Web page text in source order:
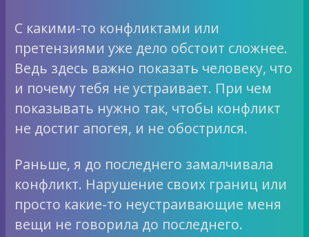
С какими-то конфликтами или
претензиями уже дело обстоит сложнее.
Ведь здесь важно показать человеку, что
и почему тебя не устраивает. При чем
показывать нужно так, чтобы конфликт
не достиг апогея, и не обострился.
Раньше, я до последнего замалчивала
конфликт. Нарушение своих границ или
просто какие-то неустраивающие меня
вещи не говорила до последнего.